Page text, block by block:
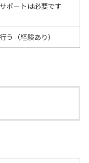
ポートは必要です
う（経験あり）